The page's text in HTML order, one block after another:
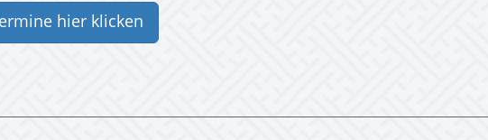
hier klicken